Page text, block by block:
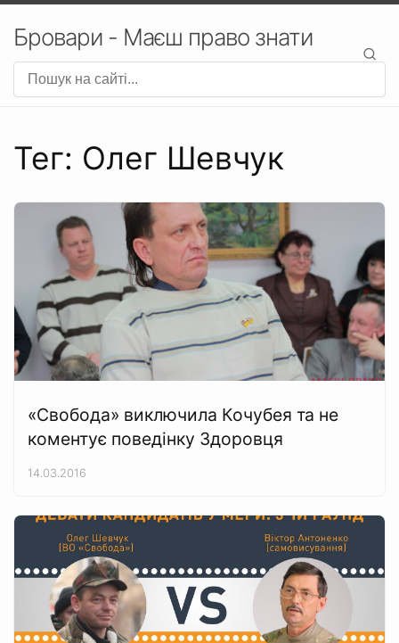
Бровари - Маєш право знати
Тег: Олег Шевчук
«Свобода» виключила Кочубея та не
коментує поведінку Здоровця
14.03.2016